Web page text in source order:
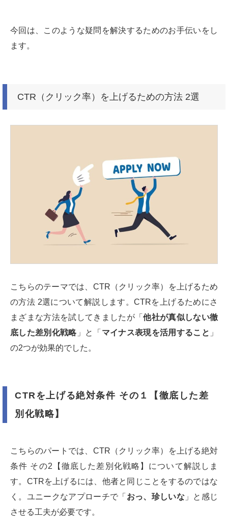
今回は、このような疑問を解決するためのお手伝いをし
ます。
CTR（クリック率）を上げるための方法 2選
こちらのテーマでは、CTR（クリック率）を上げるため
の方法 2選について解説します。CTRを上げるためにさ
まざまな方法を試してきましたが「他社が真似しない徹
底した差別化戦略」と「 マイナス表現を活用すること 」
の2つが効果的でした。
CTRを上げる絶対条件 その１【徹底した差
別化戦略】
こちらのパートでは、CTR（クリック率）を上げる絶対
条件 その2【徹底した差別化戦略】について解説しま
す。CTRを上げるには、他者と同じことをするのではな
く。ユニークなアプローチで「 おっ、珍しいな 」と感じ
させる工夫が必要です。